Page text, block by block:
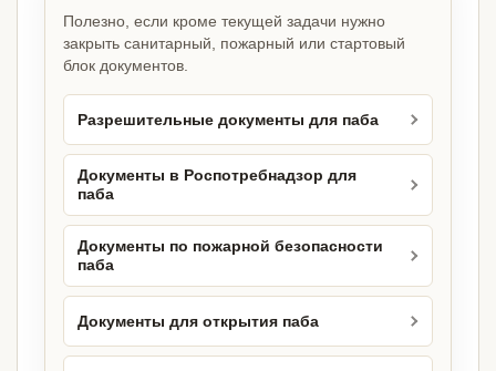
Полезно, если кроме текущей задачи нужно
закрыть санитарный, пожарный или стартовый
блок документов.
Разрешительные документы для паба
Документы в Роспотребнадзор для
паба
Документы по пожарной безопасности
паба
Документы для открытия паба